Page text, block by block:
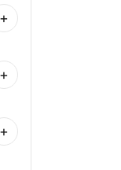
+
+
+